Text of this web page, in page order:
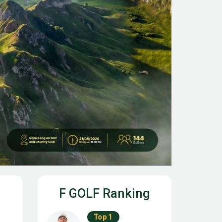
F GOLF Ranking
Top 1